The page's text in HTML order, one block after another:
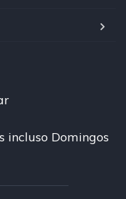
incluso Domingos